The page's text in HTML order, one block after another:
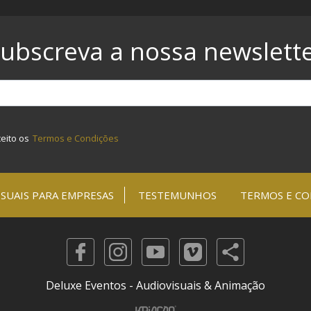
a nossa
os Termos e Condições
PARA EMPRESAS TESTEMUNHOS TERMOS E
Deluxe Eventos - Audiovisuais & Animação